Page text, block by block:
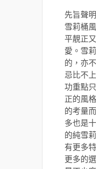
先旨聲
雪莉桶
平靚正
愛。雪
的，亦
忌比不
功重點
正的風
的考量
多也是
的純雪
有更多
更多的